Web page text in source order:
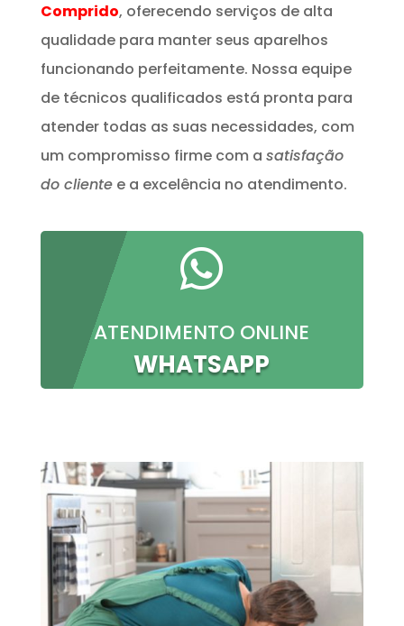
Comprido, oferecendo serviços de alta
qualidade para manter seus aparelhos
funcionando perfeitamente. Nossa equipe
de técnicos qualificados está pronta para
atender todas as suas necessidades, com
um compromisso firme com a satisfação
do clientee a excelência no atendimento.

ATENDIMENTO ONLINE
WHATSAPP